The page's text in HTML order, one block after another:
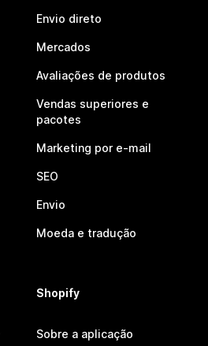
Envio direto
Mercados
Avaliações de produtos
Vendas superiores e
pacotes
Marketing por e-mail
SEO
Envio
Moeda e tradução
Shopify
Sobre a aplicação